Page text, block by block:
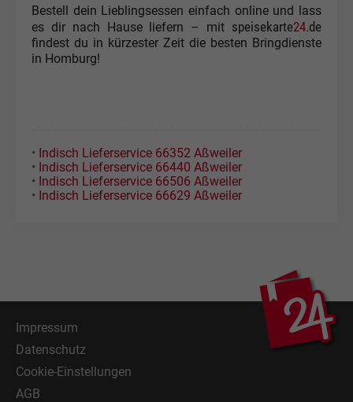
Bestell dein Lieblingsessen einfach online und lass
es dir nach Hause liefern – mit speisekarte24.de
findest du in kürzester Zeit die besten Bringdienste
in Homburg!
• Indisch Lieferservice 66352 Aßweiler
• Indisch Lieferservice 66440 Aßweiler
• Indisch Lieferservice 66506 Aßweiler
• Indisch Lieferservice 66629 Aßweiler
Impressum
Datenschutz
Cookie-Einstellungen
AGB